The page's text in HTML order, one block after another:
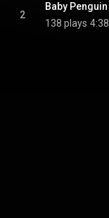
2
Baby Penguin
138 plays 4:38